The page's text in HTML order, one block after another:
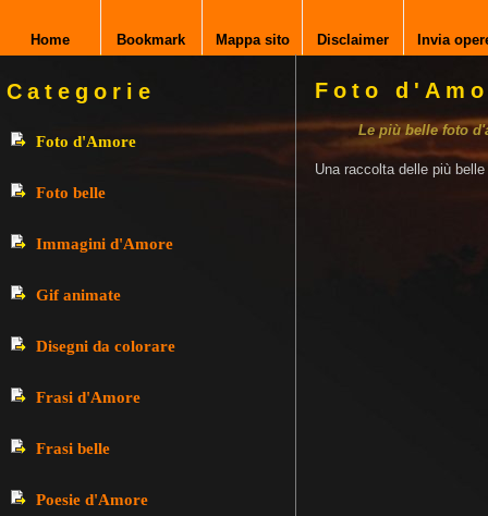
Home Bookmark Mappa sito Disclaimer Invia
Categorie
Foto d'Amore
Foto belle
Immagini d'Amore
Gif animate
Disegni da colorare
Frasi d'Amore
Frasi belle
Poesie d'Amore
Foto
Le più belle foto
Una raccolta delle più